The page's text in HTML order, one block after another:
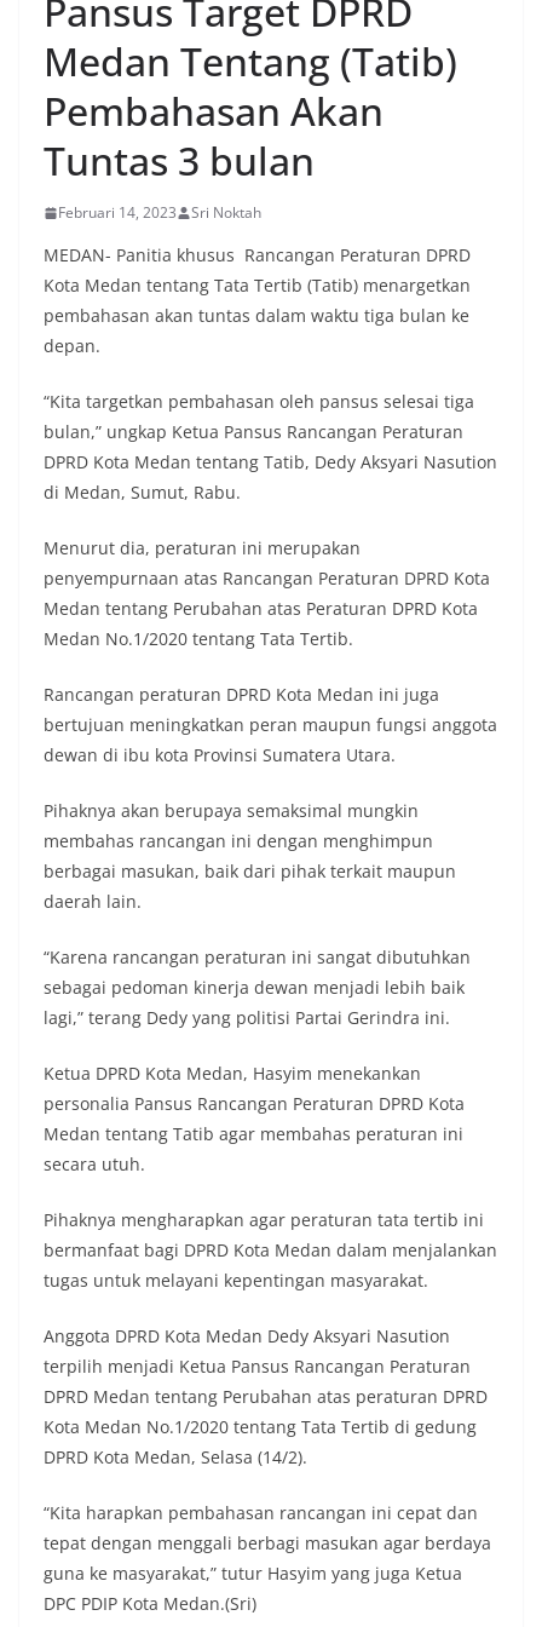
menyambut momentum HUT Kemerdekaan RI
dengan berbagai persiapan di lingkungan
masing-masing.‎Dalam dialog yang berlangsung
akrab, Bhabinkamtibmas menyapa warga,
menanyakan kondisi keamanan dan kenyamanan
lingkungan tempat tinggal, serta membuka ruang
komunikasi dua arah agar warga dapat
menyampaikan keluhan maupun informasi terkait
situasi kamtibmas di sekitar mereka.‎‎‎Salah satu
sambang ini adalah imbauan kepada warga untuk
memasang bendera Merah Putih secara penuh,
bukan setengah tiang, sebagai bentuk
penghormatan dan rasa cinta tanah air
bendera dengan benar merupakan salah satu
wujud nyata partisipasi masyarakat dalam
memperingati hari bersejarah bangsa
Indonesia.‎‎”Kami mengimbau kepada seluruh
warga agar mulai mempersiapkan dan memasang
masing secara penuh. Ini adalah bentuk
penghormatan kita bersama terhadap
perjuangan para pahlawan yang telah merebut
kemerdekaan,” ujar Aiptu Muliyadi Suraukur saat
berdialog dengan warga.‎‎Ia juga menambahkan
akan dikibarkan, memastikan bendera dalam
keadaan bersih, tidak sobek, dan layak untuk
dikibarkan sebagai simbol kehormatan
negara.‎‎‎Selain menyampaikan imbauan terkait
dimanfaatkan sebagai sarana deteksi dini (early
warning) guna mengantisipasi potensi gangguan
keamanan dan ketertiban masyarakat
(Kamtibmas) di lingkungan tempat tinggal warga.
Melalui interaksi langsung tersebut,
awal terkait situasi sosial, potensi kerawanan,
maupun hal-hal yang dapat mengganggu
kondusivitas wilayah, khususnya menjelang
perayaan HUT Kemerdekaan RI yang biasanya
keramaian warga.‎‎Dengan adanya deteksi dini ini,
diharapkan potensi gangguan keamanan dapat
diantisipasi sejak awal sehingga situasi di
Kelurahan Sunggal tetap terjaga aman, tertib,
dan kondusif hingga puncak perayaan HUT
Polri dengan Masyarakat‎Kegiatan sambang Door
to Door System ini merupakan salah satu bentuk
implementasi program Polri Presisi yang
mengedepankan kehadiran dan kedekatan
kegiatan semacam ini, Bhabinkamtibmas tidak
hanya berperan sebagai penyampai informasi
dan imbauan, tetapi juga sebagai mitra
masyarakat dalam menjaga keamanan lingkungan
secara bersama-sama.‎‎Kehadiran
Bhabinkamtibmas di tengah-tengah warga
hubungan kemitraan antara Polri dan
masyarakat, sekaligus membangun kesadaran
kolektif warga akan pentingnya menjaga
keamanan, ketertiban, dan kekompakan
lingkungan, khususnya dalam menyambut
Pansus Target DPRD
Medan Tentang (Tatib)
Pembahasan Akan
Tuntas 3 bulan
Februari 14, 2023 Sri Noktah
MEDAN- Panitia khusus Rancangan Peraturan DPRD
Kota Medan tentang Tata Tertib (Tatib) menargetkan
pembahasan akan tuntas dalam waktu tiga bulan ke
depan.
“Kita targetkan pembahasan oleh pansus selesai tiga
bulan,” ungkap Ketua Pansus Rancangan Peraturan
DPRD Kota Medan tentang Tatib, Dedy Aksyari Nasution
di Medan, Sumut, Rabu.
Menurut dia, peraturan ini merupakan
penyempurnaan atas Rancangan Peraturan DPRD Kota
Medan tentang Perubahan atas Peraturan DPRD Kota
Medan No.1/2020 tentang Tata Tertib.
Rancangan peraturan DPRD Kota Medan ini juga
bertujuan meningkatkan peran maupun fungsi anggota
dewan di ibu kota Provinsi Sumatera Utara.
Pihaknya akan berupaya semaksimal mungkin
membahas rancangan ini dengan menghimpun
berbagai masukan, baik dari pihak terkait maupun
daerah lain.
“Karena rancangan peraturan ini sangat dibutuhkan
sebagai pedoman kinerja dewan menjadi lebih baik
lagi,” terang Dedy yang politisi Partai Gerindra ini.
Ketua DPRD Kota Medan, Hasyim menekankan
personalia Pansus Rancangan Peraturan DPRD Kota
Medan tentang Tatib agar membahas peraturan ini
secara utuh.
Pihaknya mengharapkan agar peraturan tata tertib ini
bermanfaat bagi DPRD Kota Medan dalam menjalankan
tugas untuk melayani kepentingan masyarakat.
Anggota DPRD Kota Medan Dedy Aksyari Nasution
terpilih menjadi Ketua Pansus Rancangan Peraturan
DPRD Medan tentang Perubahan atas peraturan DPRD
Kota Medan No.1/2020 tentang Tata Tertib di gedung
DPRD Kota Medan, Selasa (14/2).
“Kita harapkan pembahasan rancangan ini cepat dan
tepat dengan menggali berbagi masukan agar berdaya
guna ke masyarakat,” tutur Hasyim yang juga Ketua
DPC PDIP Kota Medan.(Sri)